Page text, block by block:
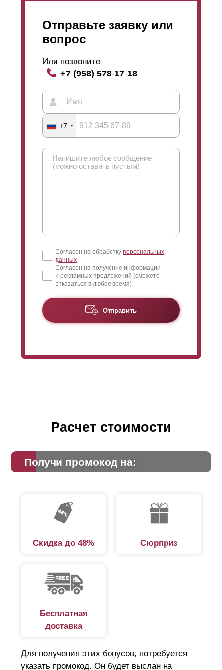
Отправьте заявку или
вопрос
Или позвоните
+7 (958) 578-17-18
+7
Согласен на обработку персональных
данных
Согласен на получение информации
и рекламных предложений (сможете
отказаться в любое время)
Отправить
Расчет стоимости
Получи промокод на:
Скидка до 48% Сюрприз
Бесплатная
доставка
Для получения этих бонусов, потребуется
указать промокод. Он будет выслан на